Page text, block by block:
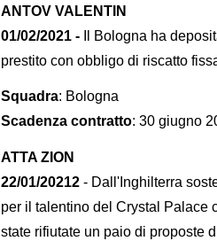
ANTOV VALENTIN
01/02/2021 - Il Bologna ha
prestito con obbligo di riscatto
Squadra: Bologna
Scadenza contratto: 30 giugno
ATTA ZION
22/01/20212 - Dall'Inghilterra
per il talentino del Crystal Palace
state rifiutate un paio di proposte